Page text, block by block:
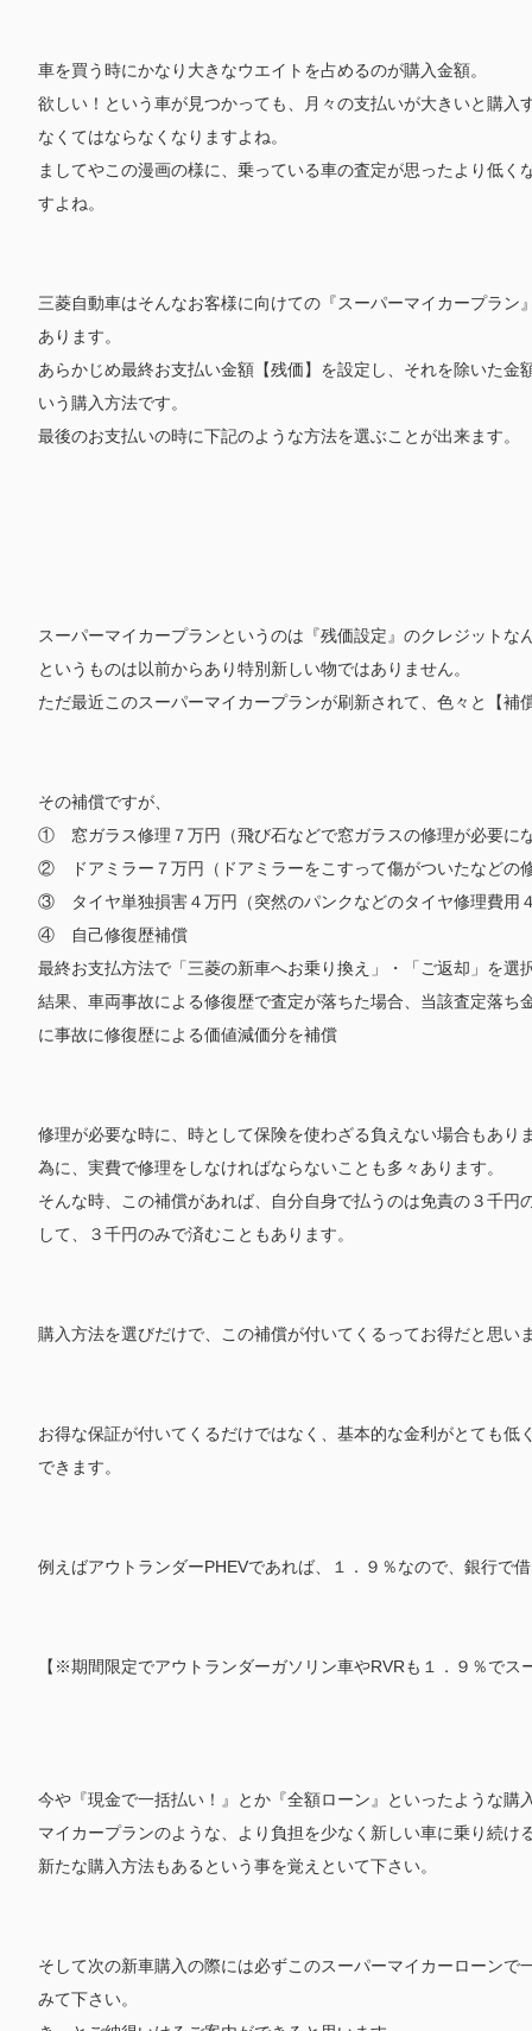
車を買う時にかなり大きなウエイトを占めるのが購入金額。
欲しい！という車が見つかっても、月々の支払いが大きいと購入
なくてはならなくなりますよね。
ましてやこの漫画の様に、乗っている車の査定が思ったより低く
すよね。
三菱自動車はそんなお客様に向けての『スーパーマイカープラン
あります。
あらかじめ最終お支払い金額【残価】を設定し、それを除いた金
いう購入方法です。
最後のお支払いの時に下記のような方法を選ぶことが出来ます。
スーパーマイカープランというのは『残価設定』のクレジットな
というものは以前からあり特別新しい物ではありません。
ただ最近このスーパーマイカープランが刷新されて、色々と【補
その補償ですが、
① 窓ガラス修理７万円（飛び石などで窓ガラスの修理が必要に
② ドアミラー７万円（ドアミラーをこすって傷がついたなどの
③ タイヤ単独損害４万円（突然のパンクなどのタイヤ修理費用
④ 自己修復歴補償
最終お支払方法で「三菱の新車へお乗り換え」・「ご返却」を選
結果、車両事故による修復歴で査定が落ちた場合、当該査定落ち
に事故に修復歴による価値減価分を補償
修理が必要な時に、時として保険を使わざる負えない場合もあり
為に、実費で修理をしなければならないことも多々あります。
そんな時、この補償があれば、自分自身で払うのは免責の３千円
して、３千円のみで済むこともあります。
購入方法を選びだけで、この補償が付いてくるってお得だと思い
お得な保証が付いてくるだけではなく、基本的な金利がとても低
できます。
例えばアウトランダーPHEVであれば、１．９％なので、銀行で
【※期間限定でアウトランダーガソリン車やRVRも１．９％で
今や『現金で一括払い！』とか『全額ローン』といったような購
マイカープランのような、より負担を少なく新しい車に乗り続け
新たな購入方法もあるという事を覚えといて下さい。
そして次の新車購入の際には必ずこのスーパーマイカーローンで
みて下さい。